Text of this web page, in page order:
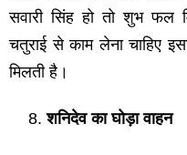
सवारी सिंह हो तो शुभ फल
चतुराई से काम लेना चाहिए
मिलती है।
शनिदेव का घोड़ा वाहन